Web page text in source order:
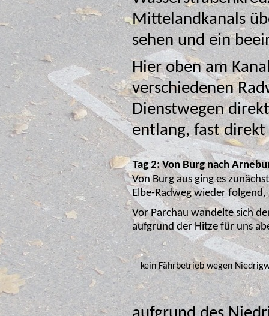
Mittelandkanals
sehen und ein
Hier oben am
verschiedenen Radwege hin. Für
Dienstwegen
Tag 2: Von Burg nach
Von Burg aus ging es
Elbe-Radweg wieder
Vor Parchau wandelte sich
aufgrund der Hitze für uns
kein Fährbetrieb wegen